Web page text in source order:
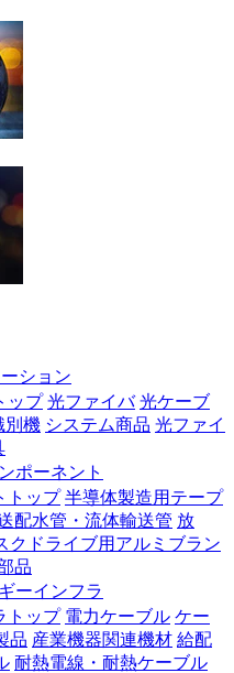
ション
ップ 光ファイバ 光ケーブ
別機 システム商品 光ファイ
ポーネント
トップ 半導体製造用テープ
配水管・流体輸送管 放
クドライブ用アルミブラン
品
ーインフラ
トップ 電力ケーブル ケー
品 産業機器関連機材 給配
耐熱電線・耐熱ケーブル